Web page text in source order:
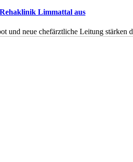
Limmattal aus
und neue chefärztliche Leitung